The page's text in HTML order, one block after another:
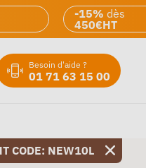
-15% dès
450€HT
Besoin d'aide ?
01 71 63 15 00
CODE: NEW10L